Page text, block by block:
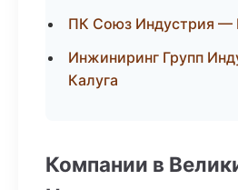
ПК Союз Индустрия —
Инжиниринг Групп
Калуга
Компании в